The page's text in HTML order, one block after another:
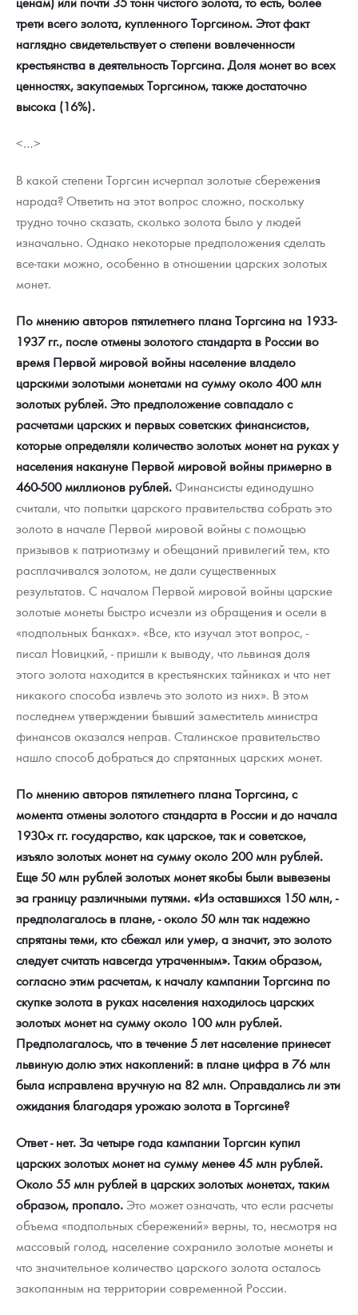
трети всего золота, купленного Торгсином. Этот факт
наглядно свидетельствует о степени вовлеченности
крестьянства в деятельность Торгсина. Доля монет во всех
ценностях, закупаемых Торгсином, также достаточно
высока (16%).
<…>
В какой степени Торгсин исчерпал золотые сбережения
народа? Ответить на этот вопрос сложно, поскольку
трудно точно сказать, сколько золота было у людей
изначально. Однако некоторые предположения сделать
все-таки можно, особенно в отношении царских золотых
монет.
По мнению авторов пятилетнего плана Торгсина на 1933-
1937 гг., после отмены золотого стандарта в России во
время Первой мировой войны население владело
царскими золотыми монетами на сумму около 400 млн
золотых рублей. Это предположение совпадало с
расчетами царских и первых советских финансистов,
которые определяли количество золотых монет на руках у
населения накануне Первой мировой войны примерно в
460-500 миллионов рублей. Финансисты единодушно
считали, что попытки царского правительства собрать это
золото в начале Первой мировой войны с помощью
призывов к патриотизму и обещаний привилегий тем, кто
расплачивался золотом, не дали существенных
результатов. С началом Первой мировой войны царские
золотые монеты быстро исчезли из обращения и осели в
«подпольных банках». «Все, кто изучал этот вопрос, -
писал Новицкий, - пришли к выводу, что львиная доля
этого золота находится в крестьянских тайниках и что нет
никакого способа извлечь это золото из них». В этом
последнем утверждении бывший заместитель министра
финансов оказался неправ. Сталинское правительство
нашло способ добраться до спрятанных царских монет.
По мнению авторов пятилетнего плана Торгсина, с
момента отмены золотого стандарта в России и до начала
1930-х гг. государство, как царское, так и советское,
изъяло золотых монет на сумму около 200 млн рублей.
Еще 50 млн рублей золотых монет якобы были вывезены
за границу различными путями. «Из оставшихся 150 млн, -
предполагалось в плане, - около 50 млн так надежно
спрятаны теми, кто сбежал или умер, а значит, это золото
следует считать навсегда утраченным». Таким образом,
согласно этим расчетам, к началу кампании Торгсина по
скупке золота в руках населения находилось царских
золотых монет на сумму около 100 млн рублей.
Предполагалось, что в течение 5 лет население принесет
львиную долю этих накоплений: в плане цифра в 76 млн
была исправлена вручную на 82 млн. Оправдались ли эти
ожидания благодаря урожаю золота в Торгсине?
Ответ - нет. За четыре года кампании Торгсин купил
царских золотых монет на сумму менее 45 млн рублей.
Около 55 млн рублей в царских золотых монетах, таким
образом, пропало.Это может означать, что если расчеты
объема «подпольных сбережений» верны, то, несмотря на
массовый голод, население сохранило золотые монеты и
что значительное количество царского золота осталось
закопанным на территории современной России.